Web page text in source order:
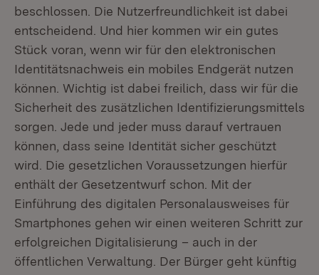
beschlossen. Die Nutzerfreundlichkeit ist dabei
entscheidend. Und hier kommen wir ein gutes
Stück voran, wenn wir für den elektronischen
Identitätsnachweis ein mobiles Endgerät nutzen
können. Wichtig ist dabei freilich, dass wir für die
Sicherheit des zusätzlichen Identifizierungsmittels
sorgen. Jede und jeder muss darauf vertrauen
können, dass seine Identität sicher geschützt
wird. Die gesetzlichen Voraussetzungen hierfür
enthält der Gesetzentwurf schon. Mit der
Einführung des digitalen Personalausweises für
Smartphones gehen wir einen weiteren Schritt zur
erfolgreichen Digitalisierung – auch in der
öffentlichen Verwaltung. Der Bürger geht künftig